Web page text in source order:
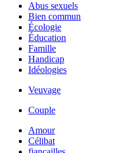
Abus sexuels
Bien commun
Écologie
Éducation
Famille
Handicap
Idéologies
Veuvage
Couple
Amour
Célibat